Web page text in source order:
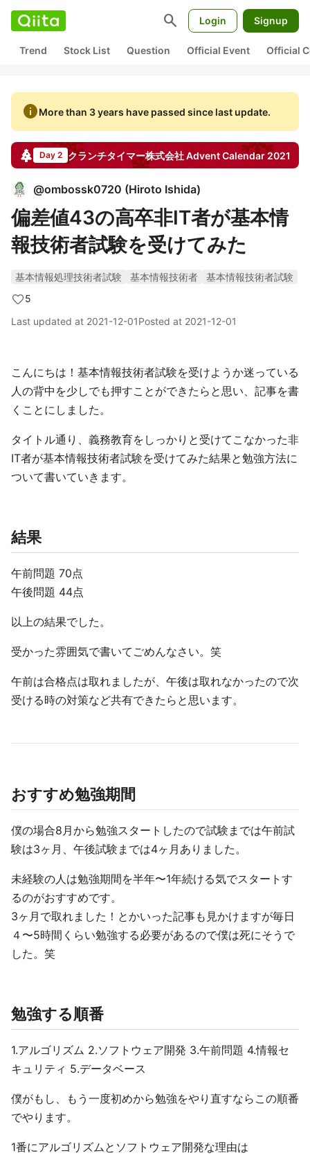
search Login Signup
Trend Stock List Question Official Event Official
infoMore than 3 years have passed since last update.
Day 2 クランチタイマー株式会社Advent Calendar2021
@ombossk0720 (Hiroto Ishida)
偏差値43の高卒非IT者が基本情
報技術者試験を受けてみた
基本情報処理技術者試験 基本情報技術者
基本情報技術者試験
5
Last updated at 2021-12-01Posted at 2021-12-01
こんにちは！基本情報技術者試験を受けようか迷っている
人の背中を少しでも押すことができたらと思い、記事を書
くことにしました。
タイトル通り、義務教育をしっかりと受けてこなかった非
IT者が基本情報技術者試験を受けてみた結果と勉強方法に
ついて書いていきます。
結果
午前問題 70点
午後問題 44点
以上の結果でした。
受かった雰囲気で書いてごめんなさい。笑
午前は合格点は取れましたが、午後は取れなかったので次
受ける時の対策など共有できたらと思います。
おすすめ勉強期間
僕の場合8月から勉強スタートしたので試験までは午前試
験は3ヶ月、午後試験までは4ヶ月ありました。
未経験の人は勉強期間を半年〜1年続ける気でスタートす
るのがおすすめです。
3ヶ月で取れました！とかいった記事も見かけますが毎日
４〜5時間くらい勉強する必要があるので僕は死にそうで
した。笑
勉強する順番
1.アルゴリズム 2.ソフトウェア開発 3.午前問題 4.情報セ
キュリティ 5.データベース
僕がもし、もう一度初めから勉強をやり直すならこの順番
でやります。
1番にアルゴリズムとソフトウェア開発な理由は